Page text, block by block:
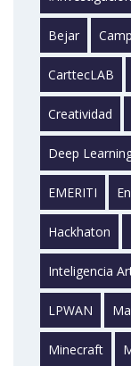
Bejar
CarttecLAB
Creatividad
Deep
EMERITI
Hackhaton
Inteligencia
LPWAN
Minecraft